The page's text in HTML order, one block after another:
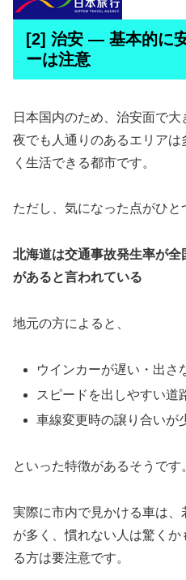
[2] 治安 ― 基本的に
ーは注意
日本国内のため、治安面で大
夜でも人通りのあるエリア
く生活できる都市です。
ただし、気になった点がひと
北海道は交通事故発生率が
があると言われている
地元の方によると、
ウインカーが遅い・出さ
スピードを出しやすい道
車線変更時の譲り合いが
といった特徴があるそうです
実際に市内で見かける車は
が多く、慣れない人は驚く
る方は要注意です。